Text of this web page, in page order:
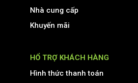
Nhà cung cấp
Khuyến mãi
HỔ TRỢ KHÁCH HÀNG
Hình thức thanh toán